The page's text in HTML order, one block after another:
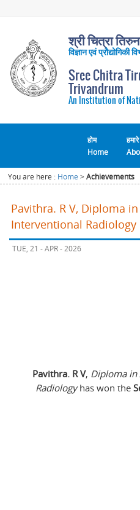
श्री चित्रा
विज्ञान एवं
Sree Chitra
Trivandrum
An Institution of
होम
Home
You are here : Home >Achievements
Pavithra. R V, Diploma
Interventional
TUE, 21 - APR - 2026
Pavithra. R V, Diploma in
Radiologyhas won the